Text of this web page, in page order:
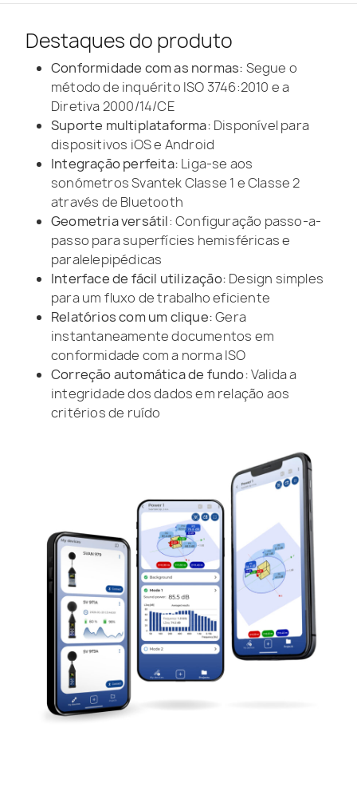
Destaques do produto
Conformidade com as normas: Segue o
método de inquérito ISO 3746:2010 e a
Diretiva 2000/14/CE
Suporte multiplataforma: Disponível para
dispositivos iOS e Android
Integração perfeita: Liga-se aos
sonómetros Svantek Classe 1 e Classe 2
através de Bluetooth
Geometria versátil: Configuração passo-a-
passo para superfícies hemisféricas e
paralelepipédicas
Interface de fácil utilização: Design simples
para um fluxo de trabalho eficiente
Relatórios com um clique:Gera
instantaneamente documentos em
conformidade com a norma ISO
Correção automática de fundo:Valida a
integridade dos dados em relação aos
critérios de ruído